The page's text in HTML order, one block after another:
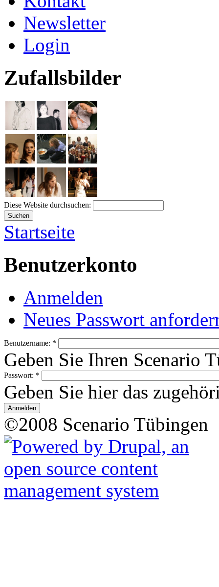
Newsletter
Login
Zufallsbilder
Diese Website durchsuchen:
Startseite
Benutzerkonto
Anmelden
Neues Passwort
Benutzername: *
Geben Sie Ihren Scenario
Passwort: *
Geben Sie hier das
©2008 Scenario Tübingen